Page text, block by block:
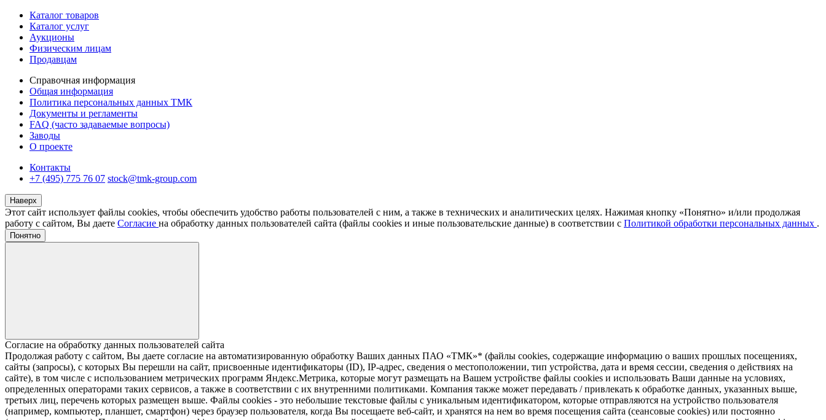
Каталог товаров
Каталог услуг
Аукционы
Физическим лицам
Продавцам
Справочная информация
Общая информация
Политика персональных данных ТМК
Документы и регламенты
FAQ (часто задаваемые вопросы)
Заводы
О проекте
Контакты
+7 (495) 775 76 07 stock@tmk-group.com
Наверх
Этот сайт использует файлы cookies, чтобы обеспечить удобство работы пользователей с ним, а также в технических и аналитических целях. Нажимая кнопку «Понятно» и/или продолжая
работу с сайтом, Вы даете Согласие на обработку данных пользователей сайта (файлы cookies и иные пользовательские данные) в соответствии с Политикой обработки персональных данных .
Понятно
Согласие на обработку данных пользователей сайта
Продолжая работу с сайтом, Вы даете согласие на автоматизированную обработку Ваших данных ПАО «ТМК»* (файлы cookies, содержащие информацию о ваших прошлых посещениях,
сайты (запросы), с которых Вы перешли на сайт, присвоенные идентификаторы (ID), IP-адрес, сведения о местоположении, тип устройства, дата и время сессии, сведения о действиях на
сайте), в том числе с использованием метрических программ Яндекс.Метрика, которые могут размещать на Вашем устройстве файлы cookies и использовать Ваши данные на условиях,
определенных операторами таких сервисов, а также в соответствии с их внутренними политиками. Компания также может передавать / привлекать к обработке данных, указанных выше,
третьих лиц, перечень которых размещен выше. Файлы cookies - это небольшие текстовые файлы с уникальным идентификатором, которые отправляются на устройство пользователя
(например, компьютер, планшет, смартфон) через браузер пользователя, когда Вы посещаете веб-сайт, и хранятся на нем во время посещения сайта (сеансовые cookies) или постоянно